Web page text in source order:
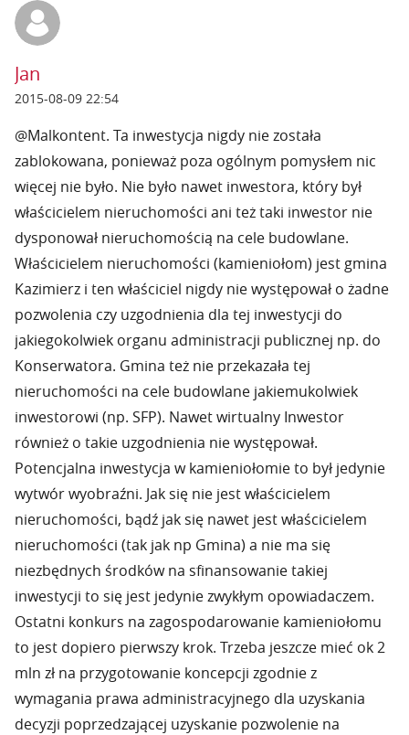
Jan
2015-08-09 22:54
@Malkontent. Ta inwestycja nigdy nie została
zablokowana, ponieważ poza ogólnym pomysłem nic
więcej nie było. Nie było nawet inwestora, który był
właścicielem nieruchomości ani też taki inwestor nie
dysponował nieruchomością na cele budowlane.
Właścicielem nieruchomości (kamieniołom) jest gmina
Kazimierz i ten właściciel nigdy nie występował o żadne
pozwolenia czy uzgodnienia dla tej inwestycji do
jakiegokolwiek organu administracji publicznej np. do
Konserwatora. Gmina też nie przekazała tej
nieruchomości na cele budowlane jakiemukolwiek
inwestorowi (np. SFP). Nawet wirtualny Inwestor
również o takie uzgodnienia nie występował.
Potencjalna inwestycja w kamieniołomie to był jedynie
wytwór wyobraźni. Jak się nie jest właścicielem
nieruchomości, bądź jak się nawet jest właścicielem
nieruchomości (tak jak np Gmina) a nie ma się
niezbędnych środków na sfinansowanie takiej
inwestycji to się jest jedynie zwykłym opowiadaczem.
Ostatni konkurs na zagospodarowanie kamieniołomu
to jest dopiero pierwszy krok. Trzeba jeszcze mieć ok 2
mln zł na przygotowanie koncepcji zgodnie z
wymagania prawa administracyjnego dla uzyskania
decyzji poprzedzającej uzyskanie pozwolenie na